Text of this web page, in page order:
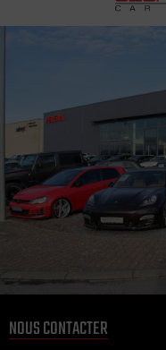
NOUS CONTACTER